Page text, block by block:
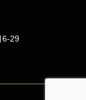
6-29